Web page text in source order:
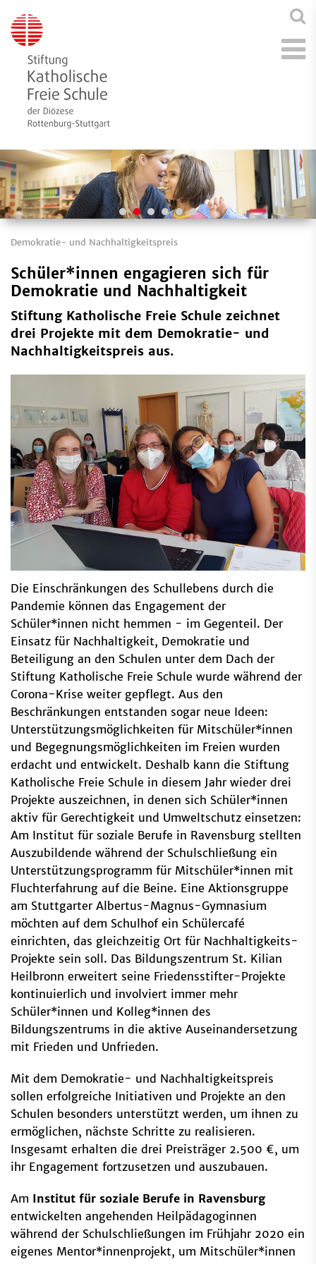
Demokratie- und Nachhaltigkeitspreis
Schüler*innen engagieren sich für
Demokratie und Nachhaltigkeit
Stiftung Katholische Freie Schule zeichnet
drei Projekte mit dem Demokratie- und
Nachhaltigkeitspreis aus.
Die Einschränkungen des Schullebens durch die
Pandemie können das Engagement der
Schüler*innen nicht hemmen - im Gegenteil. Der
Einsatz für Nachhaltigkeit, Demokratie und
Beteiligung an den Schulen unter dem Dach der
Stiftung Katholische Freie Schule wurde während der
Corona-Krise weiter gepflegt. Aus den
Beschränkungen entstanden sogar neue Ideen:
Unterstützungsmöglichkeiten für Mitschüler*innen
und Begegnungsmöglichkeiten im Freien wurden
erdacht und entwickelt. Deshalb kann die Stiftung
Katholische Freie Schule in diesem Jahr wieder drei
Projekte auszeichnen, in denen sich Schüler*innen
aktiv für Gerechtigkeit und Umweltschutz einsetzen:
Am Institut für soziale Berufe in Ravensburg stellten
Auszubildende während der Schulschließung ein
Unterstützungsprogramm für Mitschüler*innen mit
Fluchterfahrung auf die Beine. Eine Aktionsgruppe
am Stuttgarter Albertus-Magnus-Gymnasium
möchten auf dem Schulhof ein Schülercafé
einrichten, das gleichzeitig Ort für Nachhaltigkeits-
Projekte sein soll. Das Bildungszentrum St. Kilian
Heilbronn erweitert seine Friedensstifter-Projekte
kontinuierlich und involviert immer mehr
Schüler*innen und Kolleg*innen des
Bildungszentrums in die aktive Auseinandersetzung
mit Frieden und Unfrieden.
Mit dem Demokratie- und Nachhaltigkeitspreis
sollen erfolgreiche Initiativen und Projekte an den
Schulen besonders unterstützt werden, um ihnen zu
ermöglichen, nächste Schritte zu realisieren.
Insgesamt erhalten die drei Preisträger 2.500 €, um
ihr Engagement fortzusetzen und auszubauen.
Am Institut für soziale Berufe in Ravensburg
entwickelten angehenden Heilpädagoginnen
während der Schulschließungen im Frühjahr 2020 ein
eigenes Mentor*innenprojekt, um Mitschüler*innen